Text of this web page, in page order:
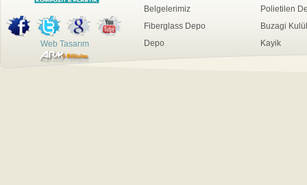
Web Tasarım
Belgelerimiz
Polietilen
Fiberglass Depo
Buzagi
Depo
Kayik